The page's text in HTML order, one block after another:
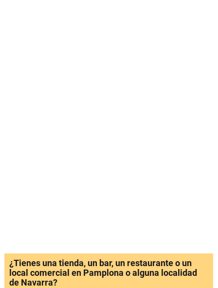
¿Tienes una tienda, un bar, un restaurante o un
local comercial en Pamplona o alguna localidad
de Navarra?